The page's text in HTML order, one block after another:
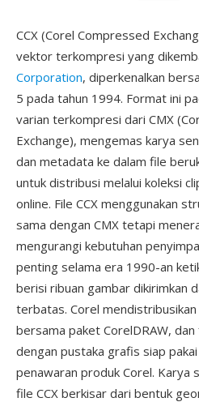
CCX (Corel Compressed
vektor terkompresi yang
Corporation, diperkenalkan
5 pada tahun 1994. Format ini
varian terkompresi dari CMX
Exchange), mengemas karya
dan metadata ke dalam file
untuk distribusi melalui koleksi
online. File CCX menggunakan
sama dengan CMX tetapi
mengurangi kebutuhan
penting selama era 1990-an
berisi ribuan gambar dikirimkan
terbatas. Corel
bersama paket CorelDRAW,
dengan pustaka grafis siap
penawaran produk Corel. Karya
file CCX berkisar dari bentuk